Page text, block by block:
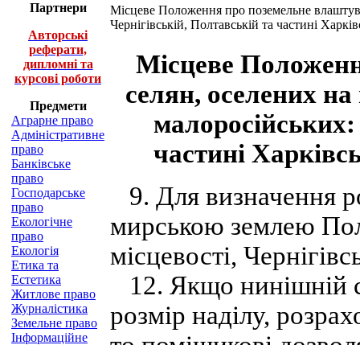
Партнери
Авторські
реферати,
дипломні та
курсові роботи
Предмети
Аграрне право
Адміністративне
право
Банківське
право
Господарське
право
Екологічне
право
Екологія
Етика та
Естетика
Житлове право
Журналістика
Земельне право
Інформаційне
Місцеве Положення про поземельне
Чернігівській, Полтавській та частині
Місцеве
селян, оселених
малоросійських:
частині
9. Для визначення
мирською землею
місцевості,
12. Якщо нинішній
розмір наділу,